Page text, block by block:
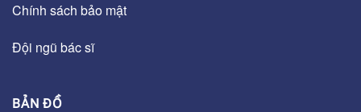
Chính sách bảo mật
Đội ngũ bác sĩ
BẢN ĐỒ